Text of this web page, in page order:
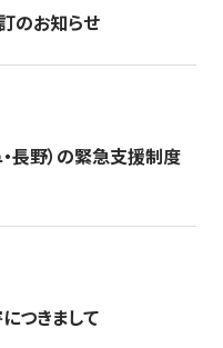
のお知らせ
長野）の緊急支援制度
つきまして